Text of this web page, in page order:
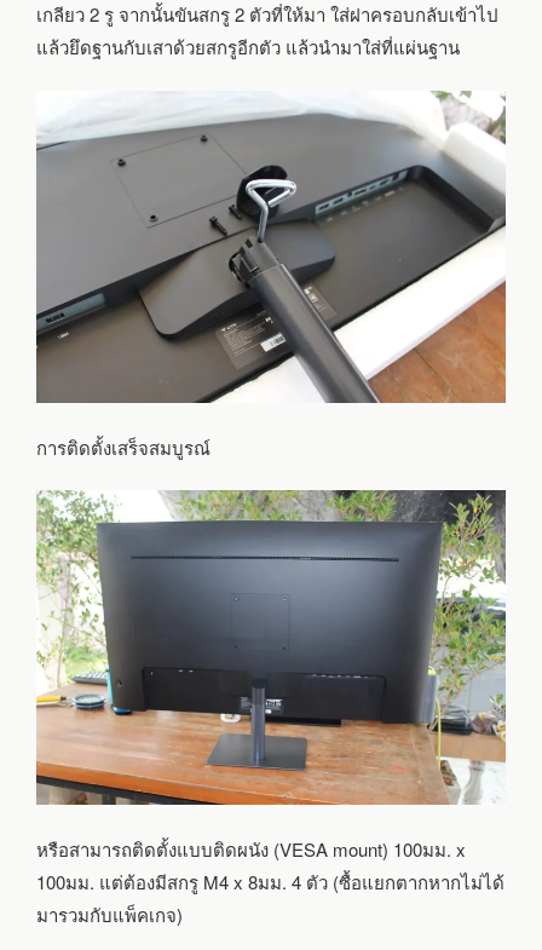
เกลียว 2 รู จากนั้นขันสกรู 2 ตัวที่ให้มา ใส่ฝาครอบกลับเข้าไป
แล้วยึดฐานกับเสาด้วยสกรูอีกตัว แล้วนำมาใส่ที่แผ่นฐาน
การติดตั้งเสร็จสมบูรณ์
หรือสามารถติดตั้งแบบติดผนัง (VESA mount) 100มม. x
100มม. แต่ต้องมีสกรู M4 x 8มม. 4 ตัว (ซื้อแยกตากหากไม่ได้
มารวมกับแพ็คเกจ)